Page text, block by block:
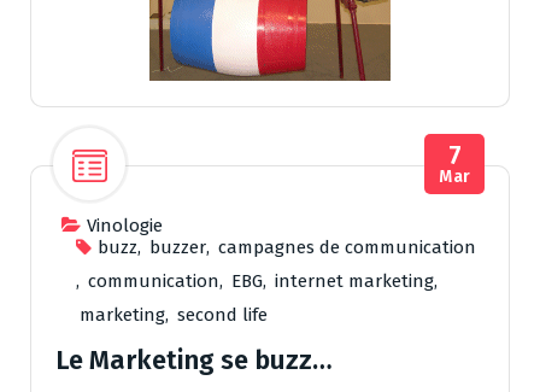
Vinologie
buzz, buzzer, campagnes de communication
, communication, EBG, internet marketing,
marketing, second life
7
Mar
Le Marketing se buzz…